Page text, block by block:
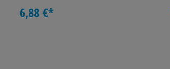
6,88 €*